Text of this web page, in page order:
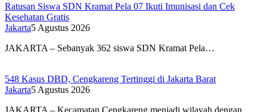
Ratusan Siswa SDN Kramat Pela 07 Ikuti Imunisasi dan Cek
Kesehatan Gratis
Jakarta5 Agustus 2026
JAKARTA – Sebanyak 362 siswa SDN Kramat Pela…
548 Kasus DBD, Cengkareng Tertinggi di Jakarta Barat
Jakarta5 Agustus 2026
JAKARTA – Kecamatan Cengkareng menjadi wilayah dengan